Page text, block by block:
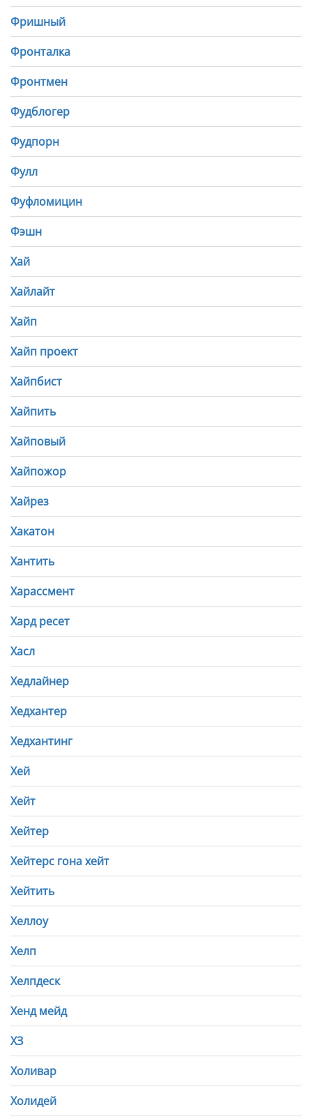
Фришный
Фронталка
Фронтмен
Фудблогер
Фудпорн
Фулл
Фуфломицин
Фэшн
Хай
Хайлайт
Хайп
Хайп проект
Хайпбист
Хайпить
Хайповый
Хайпожор
Хайрез
Хакатон
Хантить
Харассмент
Хард ресет
Хасл
Хедлайнер
Хедхантер
Хедхантинг
Хей
Хейт
Хейтер
Хейтерс гона хейт
Хейтить
Хеллоу
Хелп
Хелпдеск
Хенд мейд
ХЗ
Холивар
Холидей